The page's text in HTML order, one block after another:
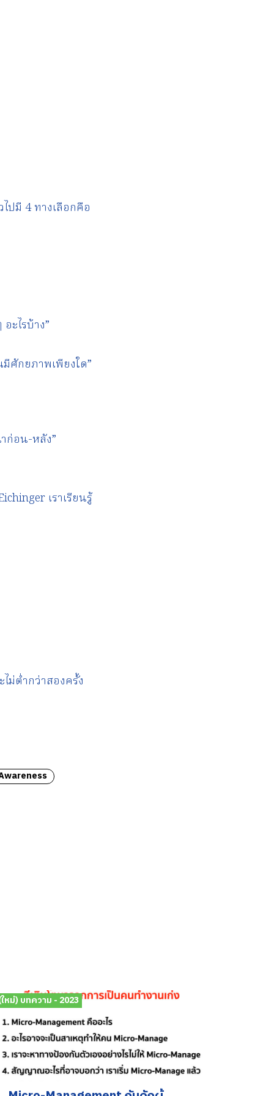
ปมี 4 ทางเลือกคือ
ไรบ้าง”
กยภาพเพียงใด”
ก่อน-หลัง”
เราเรียนรู้
ม่ต่ำกว่าสองครั้ง
หม่) บทความ - 2023